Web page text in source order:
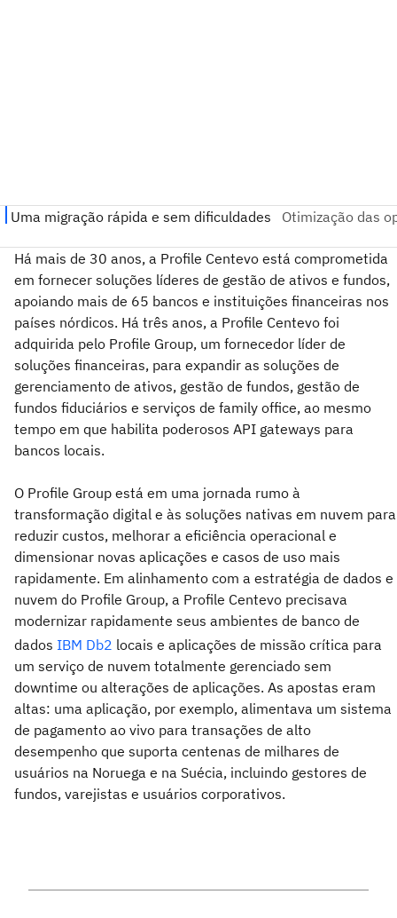
Há mais de 30 anos, a Profile Centevo está comprometida
em fornecer soluções líderes de gestão de ativos e fundos,
apoiando mais de 65 bancos e instituições financeiras nos
países nórdicos. Há três anos, a Profile Centevo foi
adquirida pelo Profile Group, um fornecedor líder de
soluções financeiras, para expandir as soluções de
gerenciamento de ativos, gestão de fundos, gestão de
fundos fiduciários e serviços de family office, ao mesmo
tempo em que habilita poderosos API gateways para
bancos locais.
O Profile Group está em uma jornada rumo à
transformação digital e às soluções nativas em nuvem para
reduzir custos, melhorar a eficiência operacional e
dimensionar novas aplicações e casos de uso mais
rapidamente. Em alinhamento com a estratégia de dados e
nuvem do Profile Group, a Profile Centevo precisava
modernizar rapidamente seus ambientes de banco de
dados IBM Db2 locais e aplicações de missão crítica para
um serviço de nuvem totalmente gerenciado sem
downtime ou alterações de aplicações. As apostas eram
altas: uma aplicação, por exemplo, alimentava um sistema
de pagamento ao vivo para transações de alto
desempenho que suporta centenas de milhares de
usuários na Noruega e na Suécia, incluindo gestores de
fundos, varejistas e usuários corporativos.